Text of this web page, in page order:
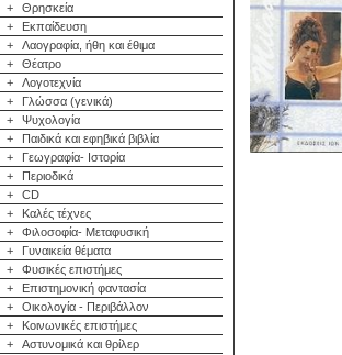
+
Θρησκεία
+
Εκπαίδευση
+
Λαογραφία, ήθη και έθιμα
+
Θέατρο
+
Λογοτεχνία
+
Γλώσσα (γενικά)
+
Ψυχολογία
+
Παιδικά και εφηβικά βιβλία
+
Γεωγραφία- Ιστορία
+
Περιοδικά
+
CD
+
Καλές τέχνες
+
Φιλοσοφία- Μεταφυσική
+
Γυναικεία θέματα
+
Φυσικές επιστήμες
+
Επιστημονική φαντασία
+
Οικολογία - Περιβάλλον
+
Κοινωνικές επιστήμες
+
Αστυνομικά και θρίλερ